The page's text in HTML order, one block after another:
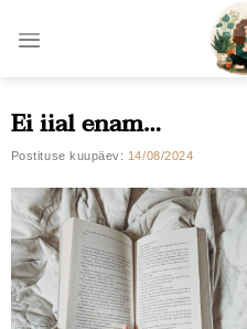
Ei iial enam…
Postituse kuupäev: 14/08/2024